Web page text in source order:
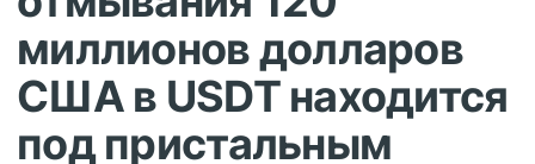
миллионов долларов
США в USDT находится
под пристальным